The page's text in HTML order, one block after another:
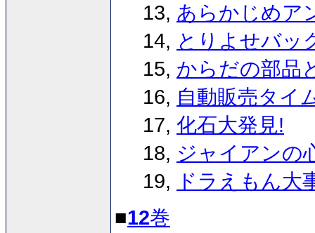
13, あらかじめア
14, とりよせバッ
15, からだの部品
16, 自動販売タイ
17, 化石大発見!
18, ジャイアンの
19,
ドラえもん大
■12巻